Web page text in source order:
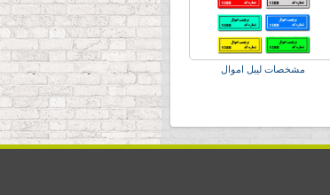
مشخصات لیبل اموال